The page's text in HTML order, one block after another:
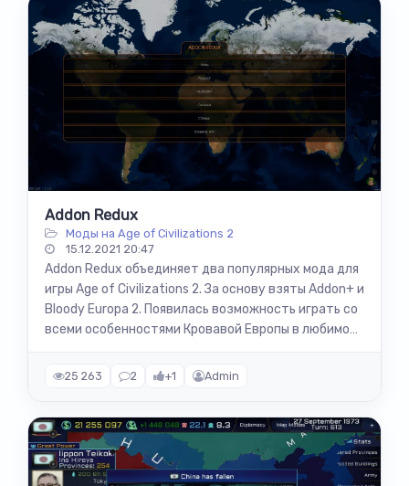
Addon Redux
Моды на Age of Civilizations 2
15.12.2021 20:47
Addon Redux объединяет два популярных мода для
игры Age of Civilizations 2. За основу взяты Addon+ и
Bloody Europa 2. Появилась возможность играть со
всеми особенностями Кровавой Европы в любимом
25 263 2 +1 Admin